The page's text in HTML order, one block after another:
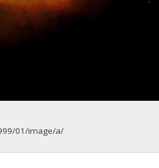
01/image/a/